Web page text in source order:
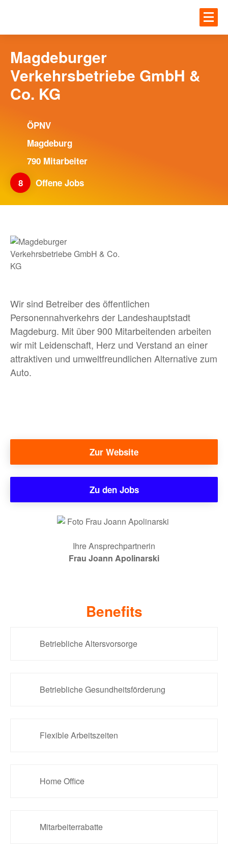
JOBS
Ingenieur und Technik
Logistik
BLOG
Bewerber:innen-Card
Media
Über uns
Magdeburger
Verkehrsbetriebe GmbH &
Co. KG
ÖPNV
Magdeburg
790 Mitarbeiter
8
Offene Jobs
Wir sind Betreiber des öffentlichen
Personennahverkehrs der Landeshauptstadt
Magdeburg. Mit über 900 Mitarbeitenden arbeiten
wir mit Leidenschaft, Herz und Verstand an einer
attraktiven und umweltfreundlichen Alternative zum
Auto.
Zur Website
Zu den Jobs
Ihre Ansprechpartnerin
Frau Joann Apolinarski
Benefits
Betriebliche Altersvorsorge
Betriebliche Gesundheitsförderung
Flexible Arbeitszeiten
Home Office
Mitarbeiterrabatte